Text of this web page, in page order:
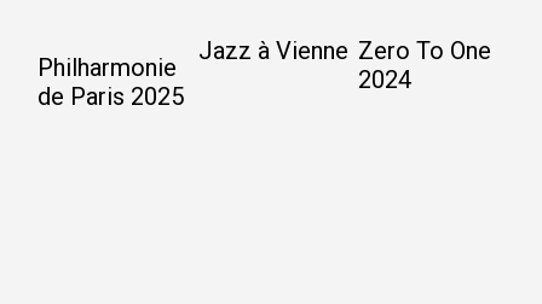
Philharmonie
de Paris 2025
Jazz à Vienne Zero To One
2024